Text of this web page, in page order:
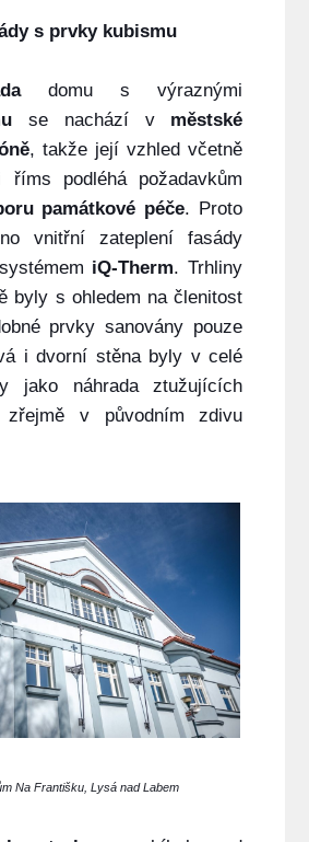
s prvky kubismu
domu s výraznými
se nachází v městské
, takže její vzhled včetně
podléhá požadavkům
památkové péče. Proto
vnitřní zateplení fasády
iQ-Therm. Trhliny
byly s ohledem na členitost
prvky sanovány pouze
i dvorní stěna byly v celé
jako náhrada ztužujících
v původním zdivu
Na Františku, Lysá nad Labem